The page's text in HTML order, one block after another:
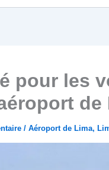
pour les
de
/ Aéroport de Lima,